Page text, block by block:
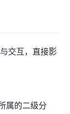
交互，直接影
属的二级分